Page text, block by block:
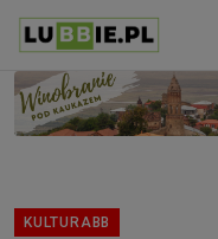
KULTURABB